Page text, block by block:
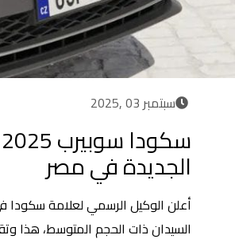
سبتمبر 03 ,2025
الجديدة في مصر
السيدان ذات الحجم المتوسط، هذا